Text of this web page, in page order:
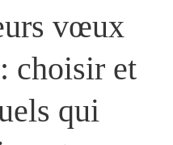
vœux
choisir et
qui